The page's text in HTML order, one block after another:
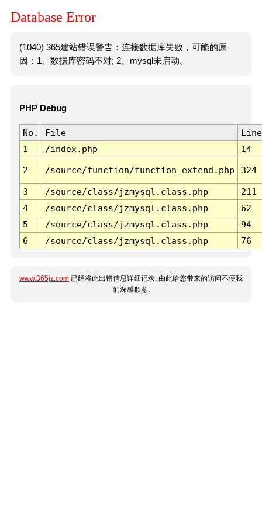
Database Error
(1040) 365建站错误警告：连接数据库失败，可能的原
因：1、数据库密码不对; 2、mysql未启动。
PHP Debug
No. File
Line
1
/index.php 14
2 /source/function/function_extend.php 324
3 /source/class/jzmysql.class.php
211
4
/source/class/jzmysql.class.php
62
5
/source/class/jzmysql.class.php
94
6
/source/class/jzmysql.class.php 76
www.365jz.com 已经将此出错信息详细记录, 由此给您带来的访问不便我
们深感歉意.